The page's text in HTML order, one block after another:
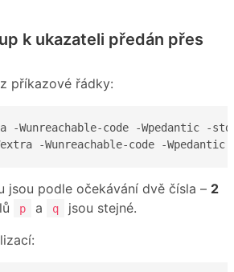
k ukazateli předán přes
příkazové řádky:
-Wunreachable-code -Wpedantic -
-Wunreachable-code -
jsou podle očekávání dvě čísla – 2
p a q
jsou stejné.